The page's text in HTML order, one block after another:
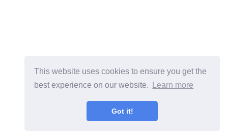
This website uses cookies to ensure you get the
best experience on our website.
Learn more
Got it!